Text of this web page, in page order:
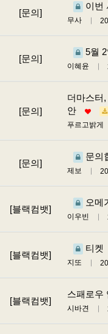
[문의]
이번
무사
[문의]
5월
이혜윤
[문의]
더마스터
안
푸르고밝게
[문의]
문의
제보
[블랙컴뱃]
오메
이우빈
[블랙컴뱃]
티켓
지또
[블랙컴뱃]
스패로우
시바견